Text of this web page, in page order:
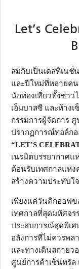
Let’s
สมกับเป็นเดสทิเนชั่
และปีใหม่ที่หลายค
นักท่องเที่ยวทั้งชาว
เอ็มบาสซี และห้าง
กรรมการผู้จัดการ
ปรากฏการณ์ทอล์ก
“LET’S
เนรมิตบรรยากาศแ
ต้อนรับเทศกาลแห่
สร้างความประทับใ
เพียงแค่วันคิกออฟ
เทศกาลที่สุดมหัศจ
ประสบการณ์สุดพิเ
อลังการที่ไม่ควรพ
และทางเดินสกายว
ศูนย์การค้าเซ็นทรั